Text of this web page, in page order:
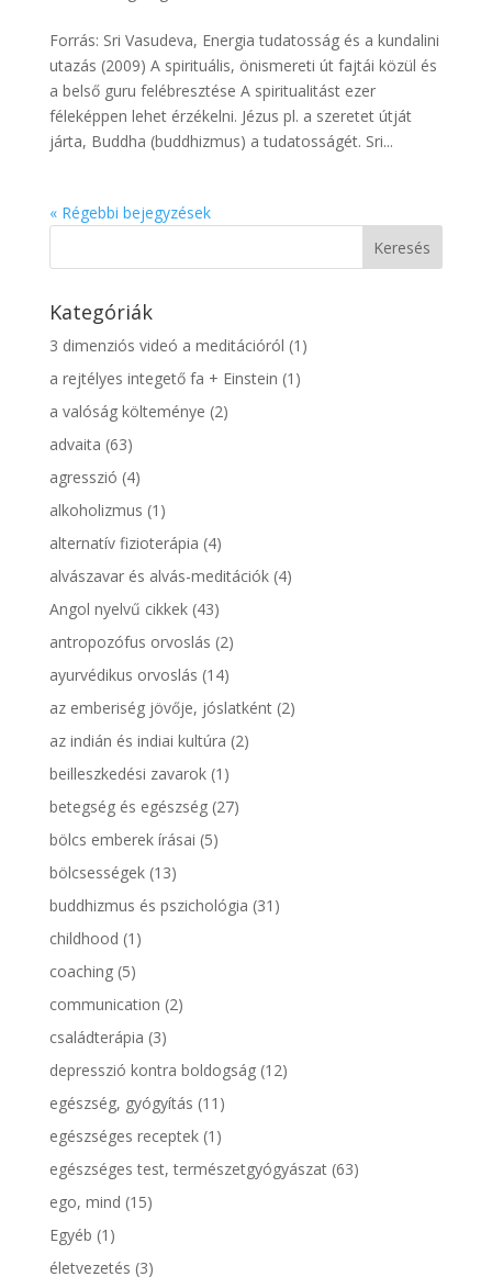
Forrás: Sri Vasudeva, Energia tudatosság és a kundalini
utazás (2009) A spirituális, önismereti út fajtái közül és
a belső guru felébresztése A spiritualitást ezer
féleképpen lehet érzékelni. Jézus pl. a szeretet útját
járta, Buddha (buddhizmus) a tudatosságét. Sri...
« Régebbi bejegyzések
Kategóriák
3 dimenziós videó a meditációról (1)
a rejtélyes integető fa + Einstein (1)
a valóság költeménye (2)
advaita (63)
agresszió (4)
alkoholizmus (1)
alternatív fizioterápia (4)
alvászavar és alvás-meditációk(4)
Angol nyelvű cikkek(43)
antropozófus orvoslás (2)
ayurvédikus orvoslás (14)
az emberiség jövője, jóslatként(2)
az indián és indiai kultúra (2)
beilleszkedési zavarok(1)
betegség és egészség(27)
bölcs emberek írásai (5)
bölcsességek(13)
buddhizmus és pszichológia (31)
childhood (1)
coaching(5)
communication (2)
családterápia (3)
depresszió kontra boldogság(12)
egészség, gyógyítás (11)
egészséges receptek(1)
egészséges test, természetgyógyászat(63)
ego, mind (15)
Egyéb (1)
életvezetés (3)